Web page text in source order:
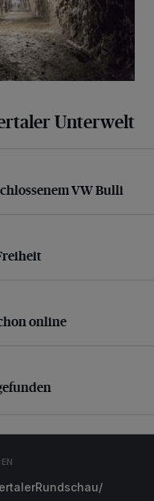
Unterwelt
VW Bulli
VW Bulli
online
online